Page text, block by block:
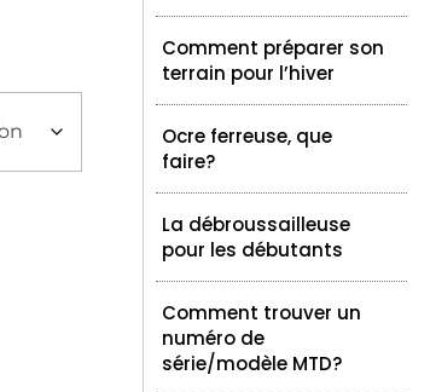
Comment préparer son
terrain pour l’hiver
Ocre ferreuse, que
faire?
La débroussailleuse
pour les débutants
Comment trouver un
numéro de
série/modèle MTD?